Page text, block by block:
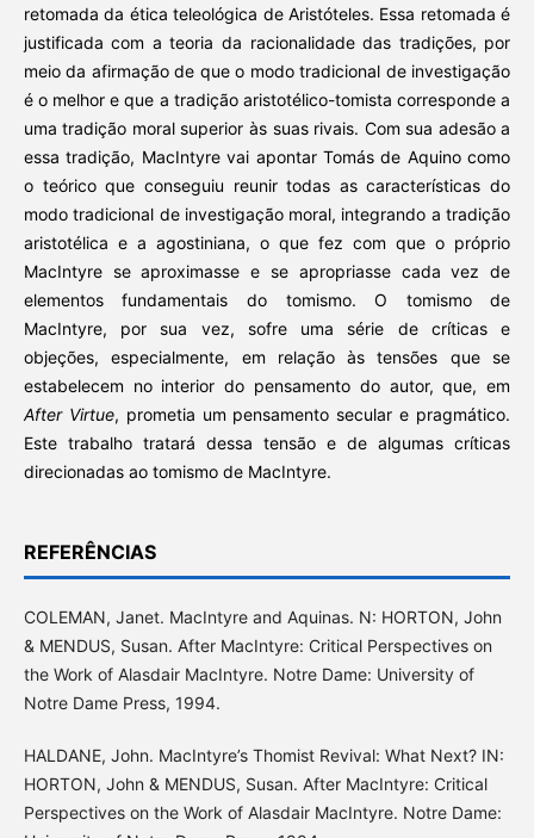
retomada da ética teleológica de Aristóteles. Essa retomada é
justificada com a teoria da racionalidade das tradições, por
meio da afirmação de que o modo tradicional de investigação
é o melhor e que a tradição aristotélico-tomista corresponde a
uma tradição moral superior às suas rivais. Com sua adesão a
essa tradição, MacIntyre vai apontar Tomás de Aquino como
o teórico que conseguiu reunir todas as características do
modo tradicional de investigação moral, integrando a tradição
aristotélica e a agostiniana, o que fez com que o próprio
MacIntyre se aproximasse e se apropriasse cada vez de
elementos fundamentais do tomismo. O tomismo de
MacIntyre, por sua vez, sofre uma série de críticas e
objeções, especialmente, em relação às tensões que se
estabelecem no interior do pensamento do autor, que, em
After Virtue, prometia um pensamento secular e pragmático.
Este trabalho tratará dessa tensão e de algumas críticas
direcionadas ao tomismo de MacIntyre.
REFERÊNCIAS
COLEMAN, Janet. MacIntyre and Aquinas. N: HORTON, John
& MENDUS, Susan. After MacIntyre: Critical Perspectives on
the Work of Alasdair MacIntyre. Notre Dame: University of
Notre Dame Press, 1994.
HALDANE, John. MacIntyre’s Thomist Revival: What Next? IN:
HORTON, John & MENDUS, Susan. After MacIntyre: Critical
Perspectives on the Work of Alasdair MacIntyre. Notre Dame: